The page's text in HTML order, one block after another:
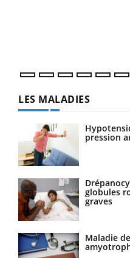
LES MALADIES
pression
globules
graves
Maladie